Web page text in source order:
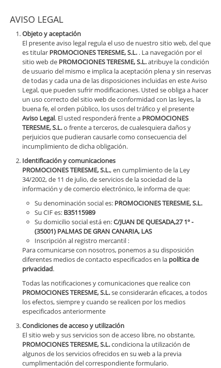
AVISO LEGAL
Objeto y aceptación
El presente aviso legal regula el uso de nuestro sitio web, del que
es titular PROMOCIONES TERESME, S.L. . La navegación por el
sitio web de PROMOCIONES TERESME, S.L.atribuye la condición
de usuario del mismo e implica la aceptación plena y sin reservas
de todas y cada una de las disposiciones incluidas en este Aviso
Legal, que pueden sufrir modificaciones. Usted se obliga a hacer
un uso correcto del sitio web de conformidad con las leyes, la
buena fe, el orden público, los usos del tráfico y el presente
Aviso Legal. El usted responderá frente a PROMOCIONES
TERESME, S.L.o frente a terceros, de cualesquiera daños y
perjuicios que pudieran causarle como consecuencia del
incumplimiento de dicha obligación.
Identificación y comunicaciones
PROMOCIONES TERESME, S.L., en cumplimiento de la Ley
34/2002, de 11 de julio, de servicios de la sociedad de la
información y de comercio electrónico, le informa de que:
Su denominación social es: PROMOCIONES TERESME, S.L.
Su CIF es: B35115989
Su domicilio social está en:C/JUAN DE QUESADA,27 1º -
(35001) PALMAS DE GRAN CANARIA, LAS
Inscripción al registro mercantil :
Para comunicarse con nosotros, ponemos a su disposición
diferentes medios de contacto especificados en la política de
privacidad.
Todas las notificaciones y comunicaciones que realice con
PROMOCIONES TERESME, S.L.se considerarán eficaces, a todos
los efectos, siempre y cuando se realicen por los medios
especificados anteriormente
Condiciones de acceso y utilización
El sitio web y sus servicios son de acceso libre, no obstante,
PROMOCIONES TERESME, S.L.condiciona la utilización de
algunos de los servicios ofrecidos en su web a la previa
cumplimentación del correspondiente formulario.